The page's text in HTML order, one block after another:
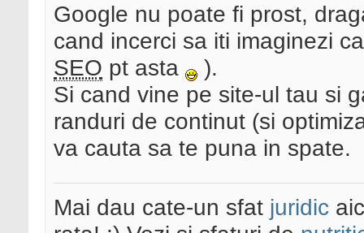
Google nu poate fi prost,
cand incerci sa iti imaginezi
SEO pt asta
).
Si cand vine pe site-ul tau si
randuri de continut (si
va cauta sa te puna in spate.
Mai dau cate-un sfat juridic